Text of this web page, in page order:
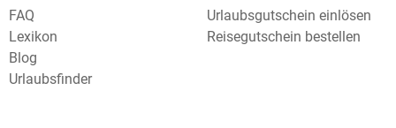
FAQ
Lexikon
Blog
Urlaubsfinder
Urlaubsgutschein einlösen
Reisegutschein bestellen